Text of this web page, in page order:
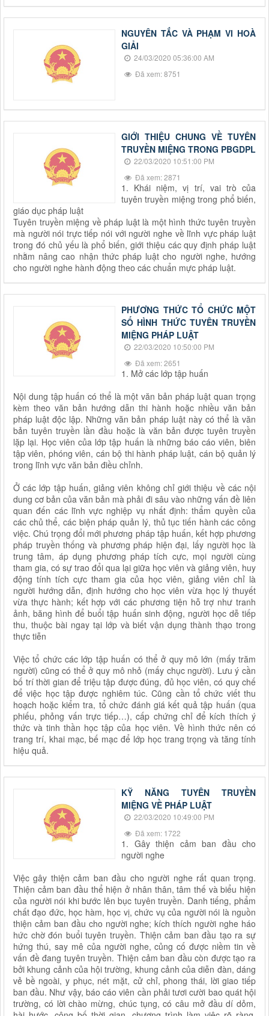
NGUYÊN TẮC VÀ PHẠM VI HOÀ
GIẢI
24/03/2020 05:36:00 AM
Đã xem: 8751
GIỚI THIỆU CHUNG VỀ TUYÊN
TRUYỀN MIỆNG TRONG PBGDPL
22/03/2020 10:51:00 PM
Đã xem: 2871
1. Khái niệm, vị trí, vai trò của
tuyên truyền miệng trong phổ biến,
giáo dục pháp luật
Tuyên truyền miệng về pháp luật là một hình thức tuyên truyền
mà người nói trực tiếp nói với người nghe về lĩnh vực pháp luật
trong đó chủ yếu là phổ biến, giới thiệu các quy định pháp luật
nhằm nâng cao nhận thức pháp luật cho người nghe, hướng
cho người nghe hành động theo các chuẩn mực pháp luật.
PHƯƠNG THỨC TỔ CHỨC MỘT
SỐ HÌNH THỨC TUYÊN TRUYỀN
MIỆNG PHÁP LUẬT
22/03/2020 10:50:00 PM
Đã xem: 2651
1. Mở các lớp tập huấn
Nội dung tập huấn có thể là một văn bản pháp luật quan trọng
kèm theo văn bản hướng dẫn thi hành hoặc nhiều văn bản
pháp luật độc lập. Những văn bản pháp luật này có thể là văn
bản tuyên truyền lần đầu hoặc là văn bản được tuyên truyền
lặp lại. Học viên của lớp tập huấn là những báo cáo viên, biên
tập viên, phóng viên, cán bộ thi hành pháp luật, cán bộ quản lý
trong lĩnh vực văn bản điều chỉnh.
Ở các lớp tập huấn, giảng viên không chỉ giới thiệu về các nội
dung cơ bản của văn bản mà phải đi sâu vào những vấn đề liên
quan đến các lĩnh vực nghiệp vụ nhất định: thẩm quyền của
các chủ thể, các biện pháp quản lý, thủ tục tiến hành các công
việc. Chú trọng đổi mới phương pháp tập huấn, kết hợp phương
pháp truyền thống và phương pháp hiện đại, lấy người học là
trung tâm, áp dụng phương pháp tích cực, mọi người cùng
tham gia, có sự trao đổi qua lại giữa học viên và giảng viên, huy
động tính tích cực tham gia của học viên, giảng viên chỉ là
người hướng dẫn, định hướng cho học viên vừa học lý thuyết
vừa thực hành; kết hợp với các phương tiện hỗ trợ như tranh
ảnh, băng hình để buổi tập huấn sinh động, người học dễ tiếp
thu, thuộc bài ngay tại lớp và biết vận dụng thành thạo trong
thực tiễn
Việc tổ chức các lớp tập huấn có thể ở quy mô lớn (mấy trăm
người) cũng có thể ở quy mô nhỏ (mấy chục người). Lưu ý cần
bố trí thời gian để triệu tập được đúng, đủ học viên, có quy chế
để việc học tập được nghiêm túc. Cũng cần tổ chức viết thu
hoạch hoặc kiểm tra, tổ chức đánh giá kết quả tập huấn (qua
phiếu, phỏng vấn trực tiếp…), cấp chứng chỉ để kích thích ý
thức và tinh thần học tập của học viên. Về hình thức nên có
trang trí, khai mạc, bế mạc để lớp học trang trọng và tăng tính
hiệu quả.
KỸ NĂNG TUYÊN TRUYỀN
MIỆNG VỀ PHÁP LUẬT
22/03/2020 10:49:00 PM
Đã xem: 1722
1. Gây thiện cảm ban đầu cho
người nghe
Việc gây thiện cảm ban đầu cho người nghe rất quan trọng.
Thiện cảm ban đầu thể hiện ở nhân thân, tâm thế và biểu hiện
của người nói khi bước lên bục tuyên truyền. Danh tiếng, phẩm
chất đạo đức, học hàm, học vị, chức vụ của người nói là nguồn
thiện cảm ban đầu cho người nghe; kích thích người nghe háo
hức chờ đón buổi tuyên truyền. Thiện cảm ban đầu tạo ra sự
hứng thú, say mê của người nghe, củng cố được niềm tin về
vấn đề đang tuyên truyền. Thiện cảm ban đầu còn được tạo ra
bởi khung cảnh của hội trường, khung cảnh của diễn đàn, dáng
vẻ bề ngoài, y phục, nét mặt, cử chỉ, phong thái, lời giao tiếp
ban đầu. Như vậy, báo cáo viên cần phải tươi cười bao quát hội
trường, có lời chào mừng, chúc tụng, có câu mở đầu dí dỏm,